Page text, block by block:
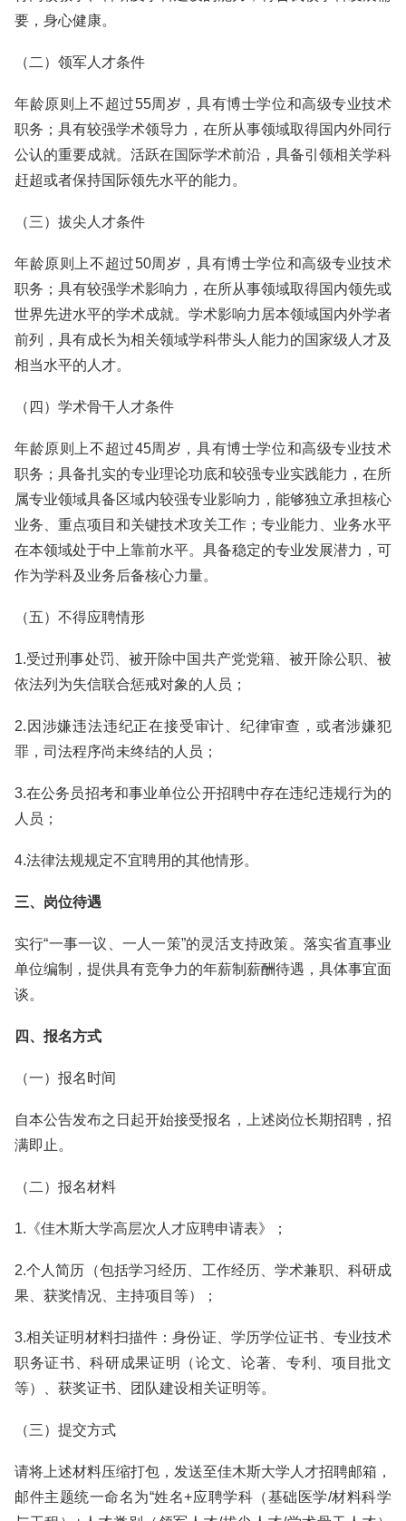
要，身心健康。
（二）领军人才条件
年龄原则上不超过55周岁，具有博士学位和高级专业技术
职务；具有较强学术领导力，在所从事领域取得国内外同行
公认的重要成就。活跃在国际学术前沿，具备引领相关学科
赶超或者保持国际领先水平的能力。
（三）拔尖人才条件
年龄原则上不超过50周岁，具有博士学位和高级专业技术
职务；具有较强学术影响力，在所从事领域取得国内领先或
世界先进水平的学术成就。学术影响力居本领域国内外学者
前列，具有成长为相关领域学科带头人能力的国家级人才及
相当水平的人才。
（四）学术骨干人才条件
年龄原则上不超过45周岁，具有博士学位和高级专业技术
职务；具备扎实的专业理论功底和较强专业实践能力，在所
属专业领域具备区域内较强专业影响力，能够独立承担核心
业务、重点项目和关键技术攻关工作；专业能力、业务水平
在本领域处于中上靠前水平。具备稳定的专业发展潜力，可
作为学科及业务后备核心力量。
（五）不得应聘情形
1.受过刑事处罚、被开除中国共产党党籍、被开除公职、被
依法列为失信联合惩戒对象的人员；
2.因涉嫌违法违纪正在接受审计、纪律审查，或者涉嫌犯
罪，司法程序尚未终结的人员；
3.在公务员招考和事业单位公开招聘中存在违纪违规行为的
人员；
4.法律法规规定不宜聘用的其他情形。
三、岗位待遇
实行“一事一议、一人一策”的灵活支持政策。落实省直事业
单位编制，提供具有竞争力的年薪制薪酬待遇，具体事宜面
谈。
四、报名方式
（一）报名时间
自本公告发布之日起开始接受报名，上述岗位长期招聘，招
满即止。
（二）报名材料
1.《佳木斯大学高层次人才应聘申请表》；
2.个人简历（包括学习经历、工作经历、学术兼职、科研成
果、获奖情况、主持项目等）；
3.相关证明材料扫描件：身份证、学历学位证书、专业技术
职务证书、科研成果证明（论文、论著、专利、项目批文
等）、获奖证书、团队建设相关证明等。
（三）提交方式
请将上述材料压缩打包，发送至佳木斯大学人才招聘邮箱，
邮件主题统一命名为“姓名+应聘学科（基础医学/材料科学